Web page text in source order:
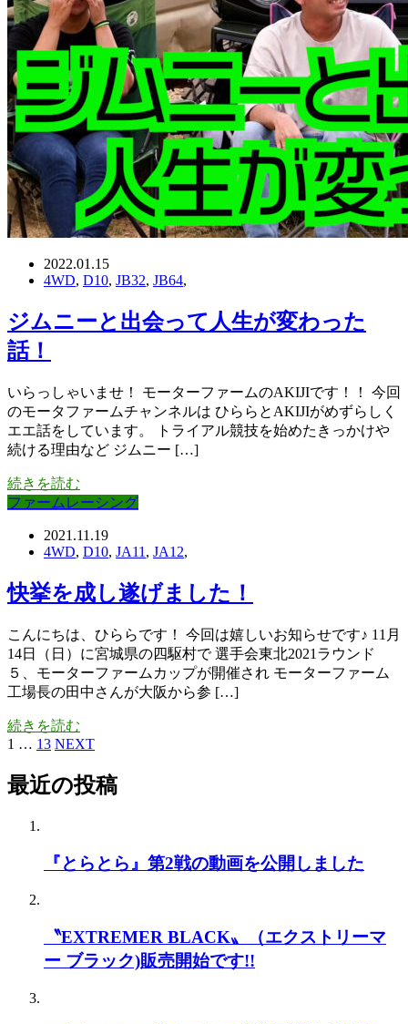
2022.01.15
4WD, D10, JB32, JB64,
ジムニーと出会って人生が変わった
話！
いらっしゃいませ！ モーターファームのAKIJIです！！ 今回
のモータファームチャンネルは ひららとAKIJIがめずらしく
エエ話をしています。 トライアル競技を始めたきっかけや
続ける理由など ジムニー […]
続きを読む
ファームレーシング
2021.11.19
4WD, D10, JA11 , JA12,
快挙を成し遂げました！
こんにちは、ひららです！ 今回は嬉しいお知らせです♪ 11月
14日（日）に宮城県の四駆村で 選手会東北2021ラウンド
５、モーターファームカップが開催され モーターファーム
工場長の田中さんが大阪から参 […]
続きを読む
1 … 13 NEXT
最近の投稿
『とらとら』第2戦の動画を公開しました
〝EXTREMER BLACK〟（エクストリーマ
ー ブラック)販売開始です!!